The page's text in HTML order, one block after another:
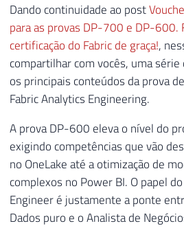
Dando continuidade ao post
para as provas DP-700 e DP-600.
certificação do Fabric de graça!,
compartilhar com vocês, uma
os principais conteúdos da prova
Fabric Analytics Engineering.
A prova DP-600 eleva o nível do
exigindo competências que vão
no OneLake até a otimização de
complexos no Power BI. O papel
Engineer é justamente a ponte
Dados puro e o Analista de